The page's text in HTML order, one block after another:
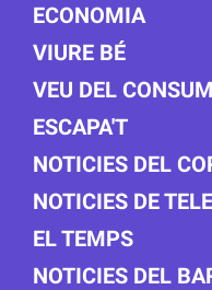
ECONOMIA
VIURE BÉ
VEU DEL
ESCAPA'T
NOTICIES DEL
NOTICIES DE
EL TEMPS
NOTICIES DEL